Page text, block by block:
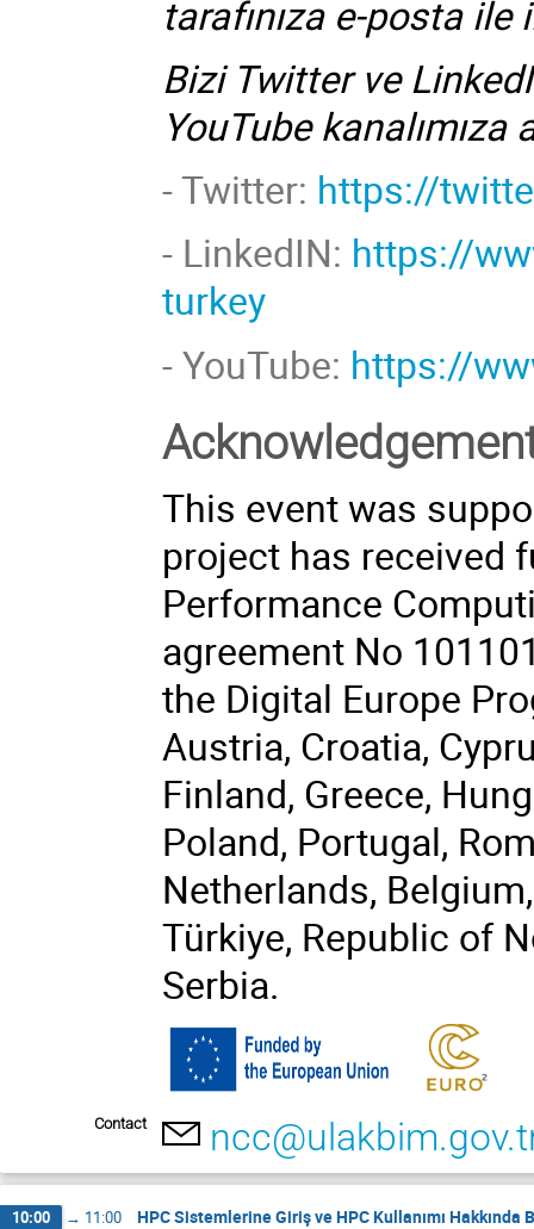
tarafınıza e-posta
Bizi Twitter ve
YouTube kanalımıza
- Twitter: https://
- LinkedIN: https://
turkey
- YouTube: https://
This event was
project has received
Performance
agreement No
the Digital Europe
Austria, Croatia,
Finland, Greece,
Poland, Portugal,
Netherlands,
Türkiye, Republic of
Serbia.
Contact
10:00 → 11:00 HPC Sistemlerine Giriş ve HPC Kullanımı Hakkında